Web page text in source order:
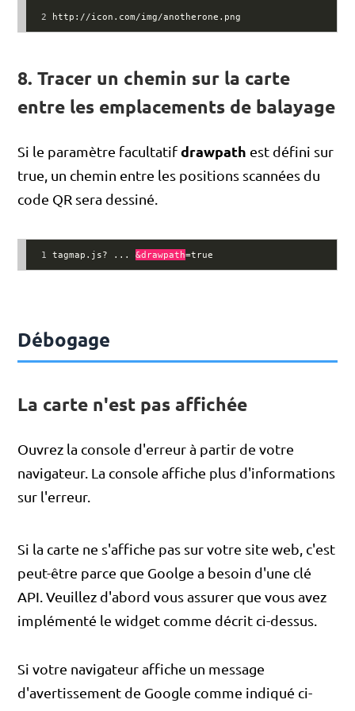
2 http://icon.com/img/anotherone.png
8. Tracer un chemin sur la carte
entre les emplacements de balayage
Si le paramètre facultatifdrawpath est défini sur
true, un chemin entre les positions scannées du
code QR sera dessiné.
1 tagmap.js? ... &drawpath=true
Débogage
La carte n'est pas affichée
Ouvrez la console d'erreur à partir de votre
navigateur. La console affiche plus d'informations
sur l'erreur.
Si la carte ne s'affiche pas sur votre site web, c'est
peut-être parce que Goolge a besoin d'une clé
API. Veuillez d'abord vous assurer que vous avez
implémenté le widget comme décrit ci-dessus.
Si votre navigateur affiche un message
d'avertissement de Google comme indiqué ci-